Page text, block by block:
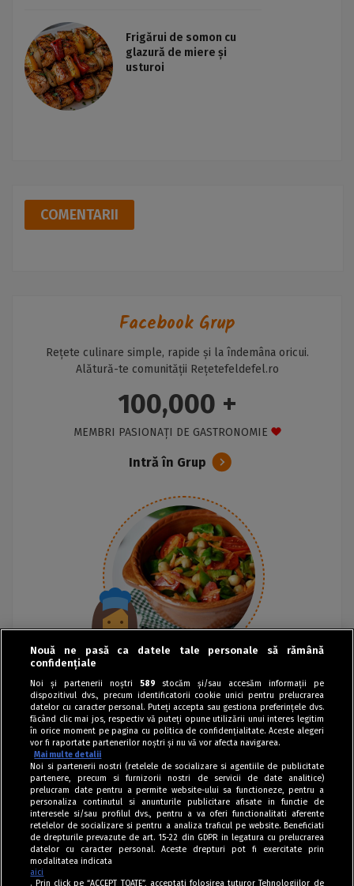
Frigărui de somon cu
glazură de miere și
usturoi
COMENTARII
Facebook Grup
Rețete culinare simple, rapide și la îndemâna oricui.
Alătură-te comunității Rețetefeldefel.ro
100,000 +
MEMBRI PASIONAȚI DE GASTRONOMIE
Intră în Grup
Nouă ne pasă ca datele tale personale să rămână
confidențiale
Noi și partenerii noștri 589 stocăm și/sau accesăm informații pe
dispozitivul dvs., precum identificatorii cookie unici pentru prelucrarea
datelor cu caracter personal. Puteți accepta sau gestiona preferințele dvs.
făcând clic mai jos, respectiv vă puteți opune utilizării unui interes legitim
în orice moment pe pagina cu politica de confidențialitate. Aceste alegeri
vor fi raportate partenerilor noștri și nu vă vor afecta navigarea.
Mai multe detalii
Noi si partenerii nostri (retelele de socializare si agentiile de publicitate
partenere, precum si furnizorii nostri de servicii de date analitice)
prelucram date pentru a permite website-ului sa functioneze, pentru a
personaliza continutul si anunturile publicitare afisate in functie de
interesele si/sau profilul dvs., pentru a va oferi functionalitati aferente
retelelor de socializare si pentru a analiza traficul pe website. Beneficiati
de drepturile prevazute de art. 15-22 din GDPR in legatura cu prelucrarea
datelor cu caracter personal. Aceste drepturi pot fi exercitate prin
modalitatea indicata
aici
. Prin click pe “ACCEPT TOATE”, acceptati folosirea tuturor Tehnologiilor de